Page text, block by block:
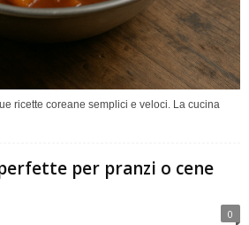
ricette coreane semplici e veloci. La cucina
per pranzi o cene
0